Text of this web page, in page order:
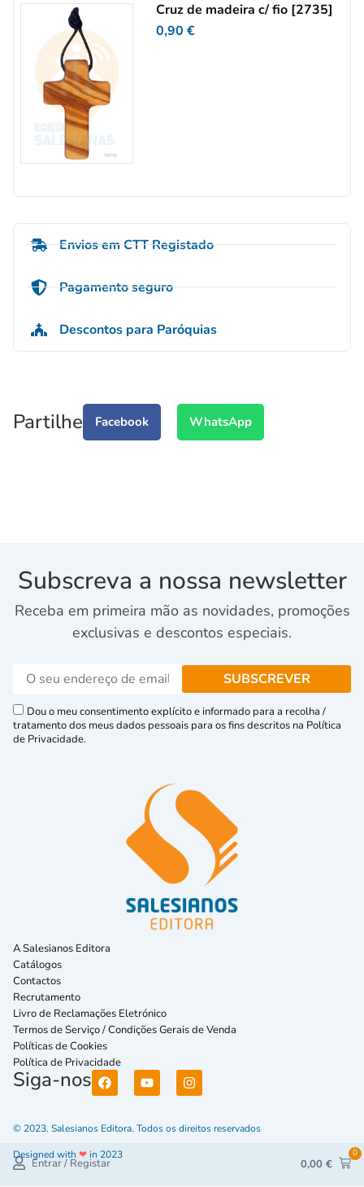
Cruz de madeira c/ fio [2735]
0,90€
Envios em CTT Registado
Pagamento seguro
Descontos para Paróquias
Partilhe Facebook WhatsApp
Entrar / Registar 0,00 €
0
Subscreva a nossa newsletter
Receba em primeira mão as novidades, promoções
exclusivas e descontos especiais.
Dou o meu consentimento explícito e informado para a recolha /
tratamento dos meus dados pessoais para os fins descritos na Política
de Privacidade.
A Salesianos Editora
Catálogos
Contactos
Recrutamento
Livro de Reclamações Eletrónico
Termos de Serviço / Condições Gerais de Venda
Políticas de Cookies
Política de Privacidade
Siga-nos
© 2023. Salesianos Editora. Todos os direitos reservados
Designed with ❤in 2023